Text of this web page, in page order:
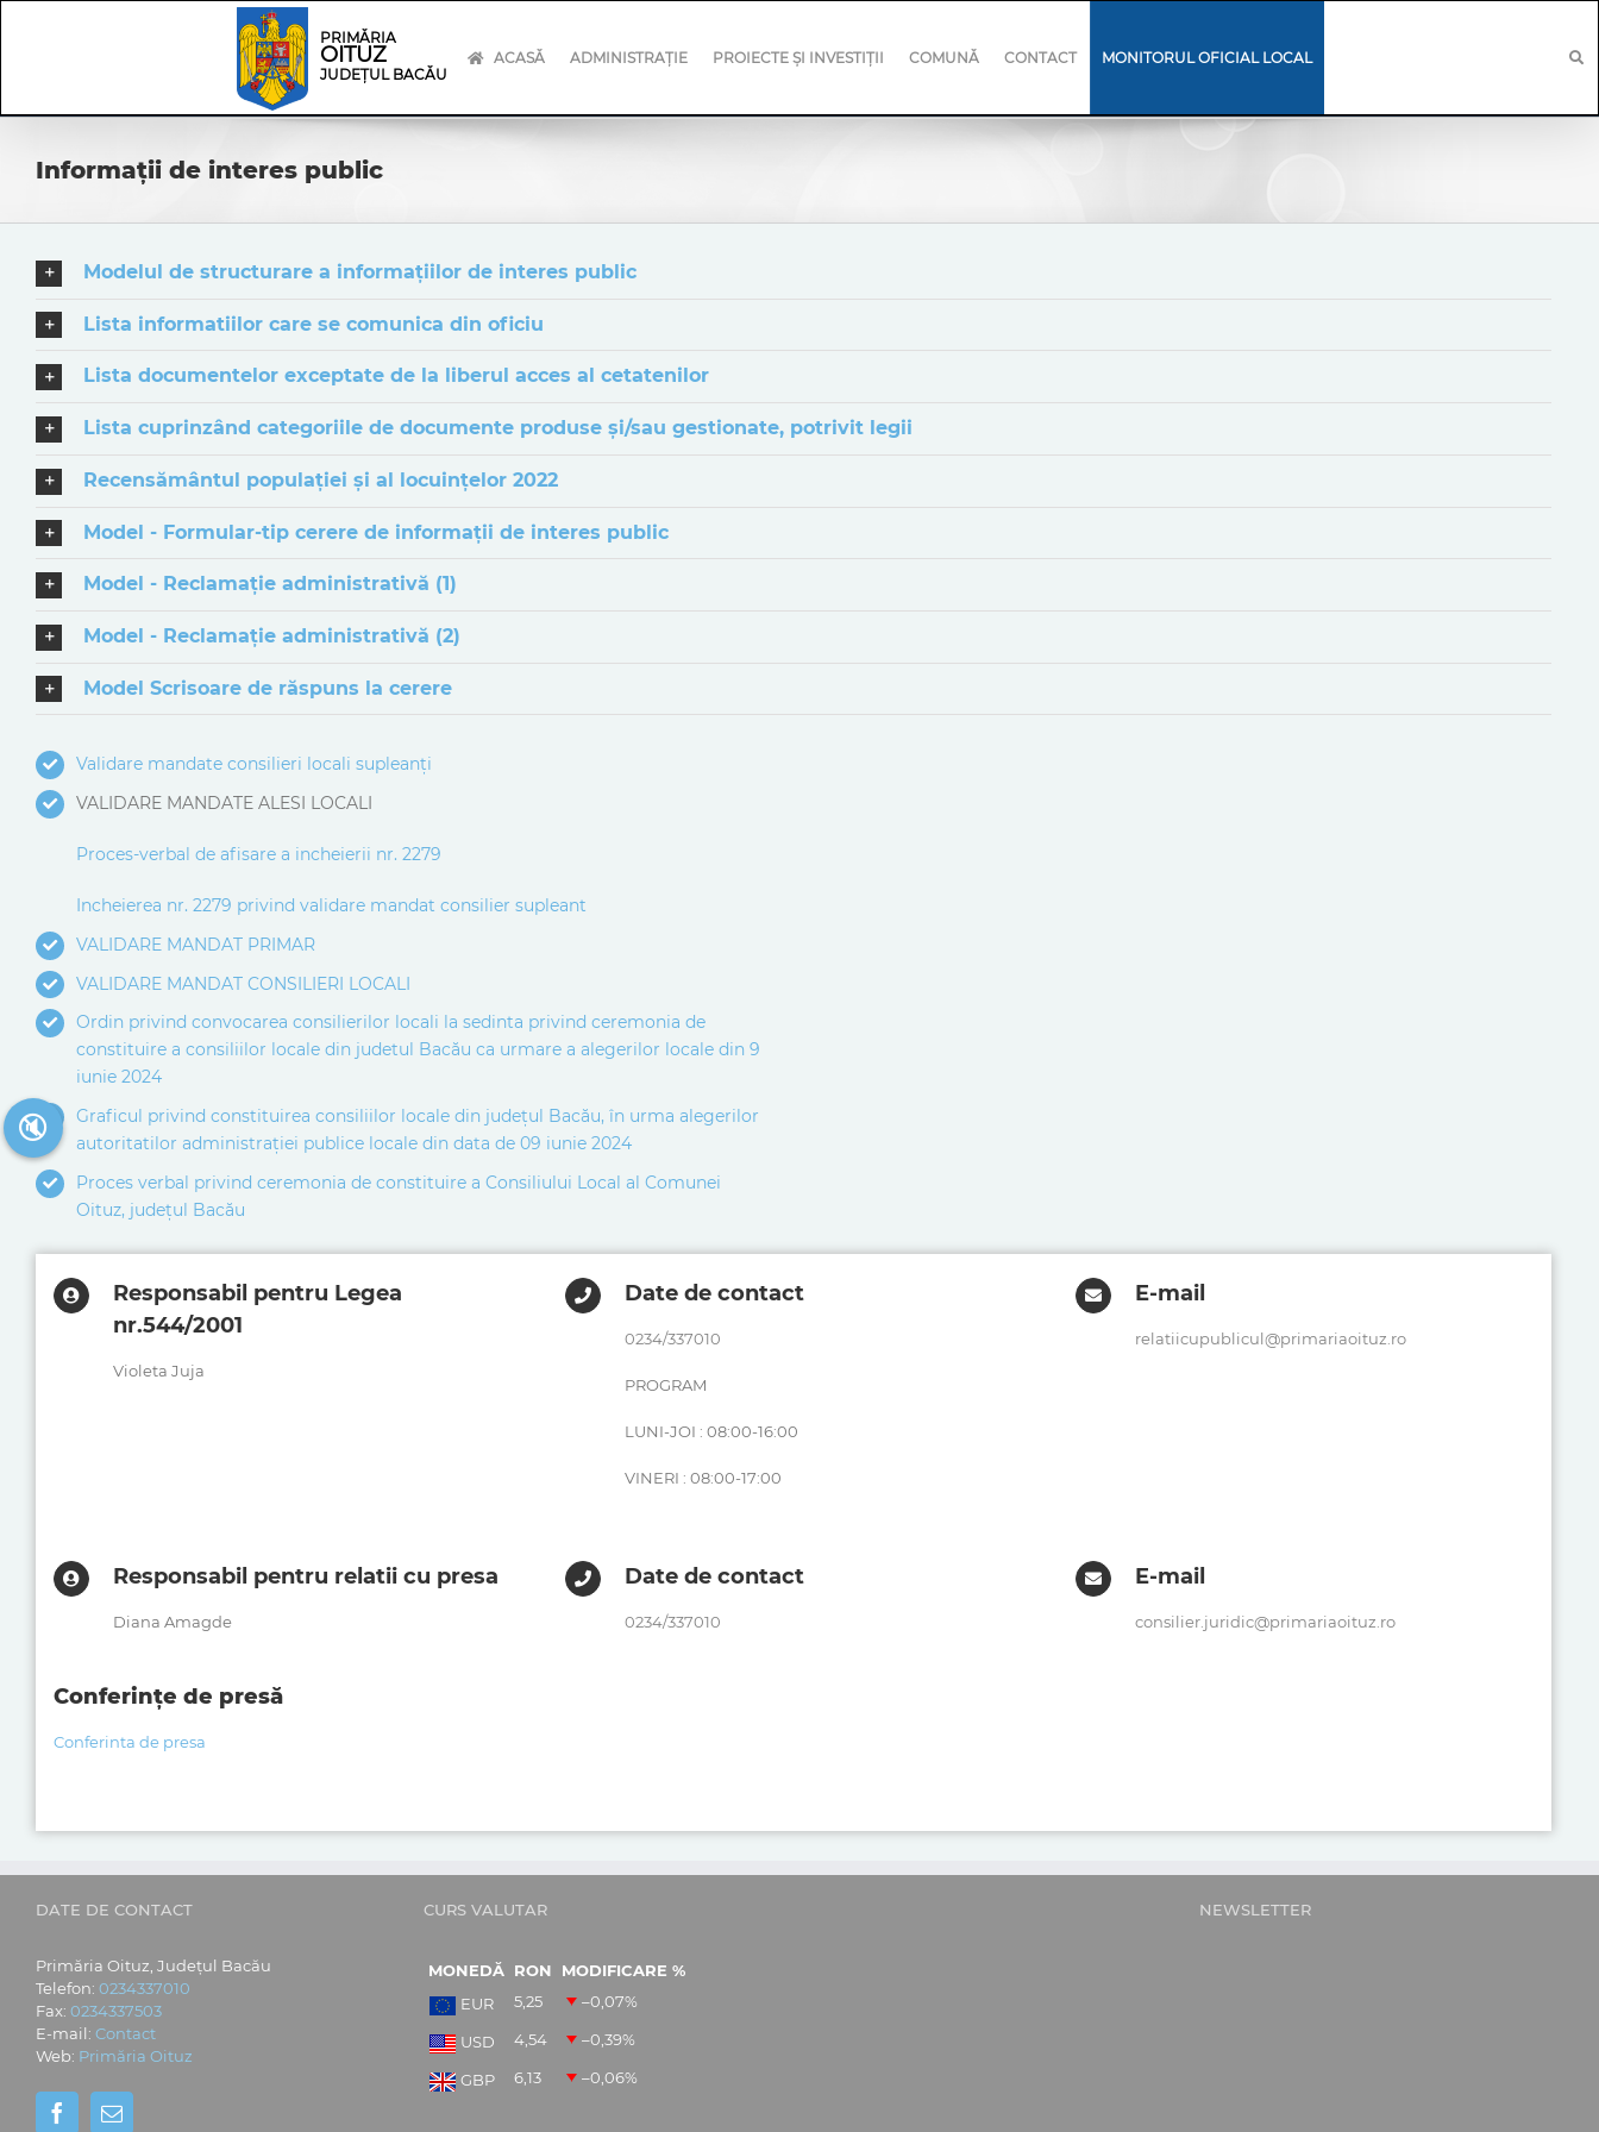
PRIMĂRIA
OITUZ
JUDEȚUL BACĂU
ACASĂ ADMINISTRAȚIE PROIECTE ȘI INVESTIȚII COMUNĂ CONTACT MONITORUL OFICIAL LOCAL
Informații de interes public
Modelul de structurare a informațiilor de interes public
Lista informatiilor care se comunica din oficiu
Lista documentelor exceptate de la liberul acces al cetatenilor
Lista cuprinzând categoriile de documente produse şi/sau gestionate, potrivit legii
Recensământul populației și al locuințelor 2022
Model - Formular-tip cerere de informaţii de interes public
Model - Reclamaţie administrativă (1)
Model - Reclamaţie administrativă (2)
Model Scrisoare de răspuns la cerere
Validare mandate consilieri locali supleanți
VALIDARE MANDATE ALESI LOCALI
Proces-verbal de afisare a incheierii nr. 2279
Incheierea nr. 2279 privind validare mandat consilier supleant
VALIDARE MANDAT PRIMAR
VALIDARE MANDAT CONSILIERI LOCALI
Ordin privind convocarea consilierilor locali la sedinta privind ceremonia de
constituire a consiliilor locale din judetul Bacău ca urmare a alegerilor locale din 9
iunie 2024
Graficul privind constituirea consiliilor locale din județul Bacău, în urma alegerilor
autoritatilor administrației publice locale din data de 09 iunie 2024
Proces verbal privind ceremonia de constituire a Consiliului Local al Comunei
Oituz, județul Bacău
Responsabil pentru Legea
nr.544/2001
Violeta Juja
Date de contact
0234/337010
PROGRAM
LUNI-JOI : 08:00-16:00
VINERI : 08:00-17:00
E-mail
relatiicupublicul@primariaoituz.ro
Responsabil pentru relatii cu presa
Diana Amagde
Date de contact
0234/337010
E-mail
consilier.juridic@primariaoituz.ro
Conferințe de presă
Conferinta de presa
DATE DE CONTACT
Primăria Oituz, Județul Bacău
Telefon: 0234337010
Fax: 0234337503
E-mail: Contact
Web: Primăria Oituz
CURS VALUTAR
MONEDĂ RON
MODIFICARE %
EUR
5,25 –0,07%
USD 4,54 –0,39%
GBP 6,13 –0,06%
NEWSLETTER
🔇